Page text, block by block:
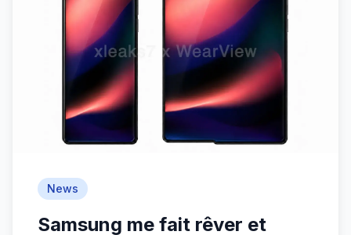
News
Samsung me fait rêver et